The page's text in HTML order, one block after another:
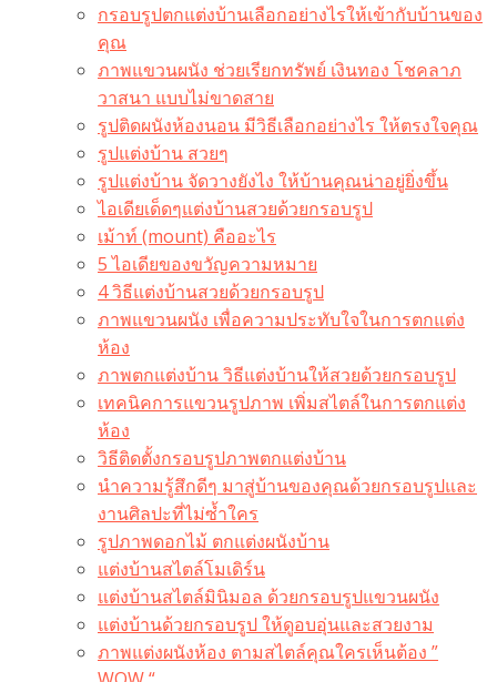
กรอบรูปตกแต่งบ้านเลือกอย่างไรให้เข้ากับบ้านของ
คุณ
ภาพแขวนผนัง ช่วยเรียกทรัพย์ เงินทอง โชคลาภ
วาสนา แบบไม่ขาดสาย
รูปติดผนังห้องนอน มีวิธีเลือกอย่างไร ให้ตรงใจคุณ
รูปแต่งบ้าน สวยๆ
รูปแต่งบ้าน จัดวางยังไง ให้บ้านคุณน่าอยู่ยิ่งขึ้น
ไอเดียเด็ดๆแต่งบ้านสวยด้วยกรอบรูป
เม้าท์ (mount) คืออะไร​
5 ไอเดียของขวัญความหมาย
4 วิธีแต่งบ้านสวยด้วยกรอบรูป
ภาพแขวนผนัง เพื่อความประทับใจในการตกแต่ง
ห้อง
ภาพตกแต่งบ้าน วิธีแต่งบ้านให้สวยด้วยกรอบรูป
เทคนิคการแขวนรูปภาพ เพิ่มสไตล์ในการตกแต่ง
ห้อง
วิธีติดตั้งกรอบรูปภาพตกแต่งบ้าน
นำความรู้สึกดีๆ มาสู่บ้านของคุณด้วยกรอบรูปและ
งานศิลปะที่ไม่ซ้ำใคร
รูปภาพดอกไม้ ตกแต่งผนังบ้าน
แต่งบ้านสไตล์โมเดิร์น
แต่งบ้านสไตล์มินิมอล ด้วยกรอบรูปแขวนผนัง
แต่งบ้านด้วยกรอบรูป ให้ดูอบอุ่นและสวยงาม
ภาพแต่งผนังห้อง ตามสไตล์คุณใครเห็นต้อง ”